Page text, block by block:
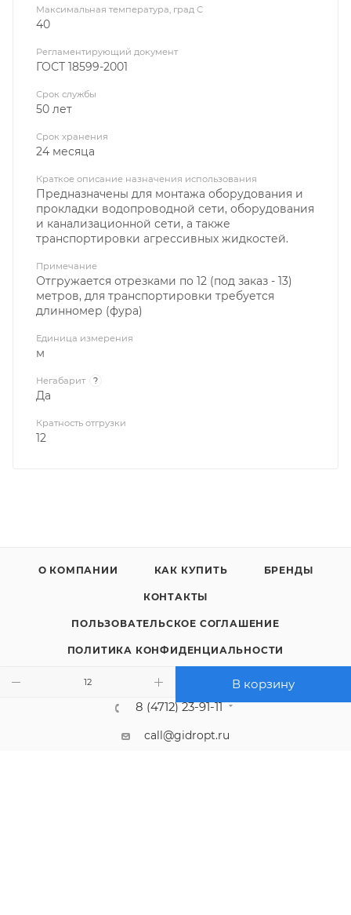
В корзину
Максимальная температура, град С
40
Регламентирующий документ
ГОСТ 18599-2001
Срок службы
50 лет
Срок хранения
24 месяца
Краткое описание назначения использования
Предназначены для монтажа оборудования и
прокладки водопроводной сети, оборудования
и канализационной сети, а также
транспортировки агрессивных жидкостей.
Примечание
Отгружается отрезками по 12 (под заказ - 13)
метров, для транспортировки требуется
длинномер (фура)
Единица измерения
м
Негабарит ?
Да
Кратность отгрузки
12
О КОМПАНИИ КАК КУПИТЬ БРЕНДЫ
КОНТАКТЫ
ПОЛЬЗОВАТЕЛЬСКОЕ СОГЛАШЕНИЕ
ПОЛИТИКА КОНФИДЕНЦИАЛЬНОСТИ
8 (4712) 23-91-11
call@gidropt.ru